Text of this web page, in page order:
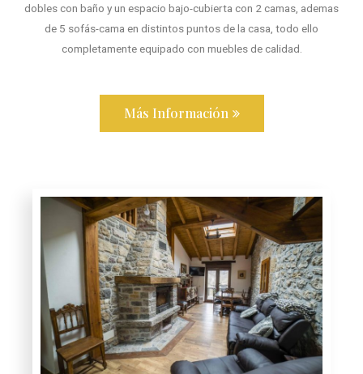
dobles con baño y un espacio bajo-cubierta con 2 camas, ademas
de 5 sofás-cama en distintos puntos de la casa, todo ello
completamente equipado con muebles de calidad.
Más Información